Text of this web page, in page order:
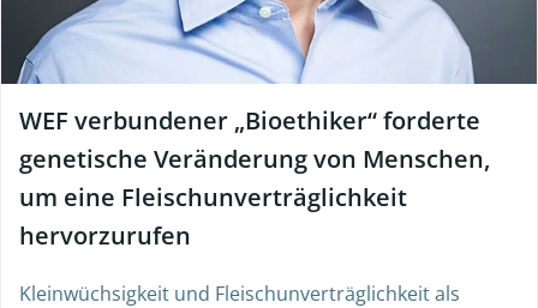
WEF verbundener „Bioethiker“ forderte
genetische Veränderung von Menschen,
um eine Fleischunverträglichkeit
hervorzurufen
Kleinwüchsigkeit und Fleischunverträglichkeit als